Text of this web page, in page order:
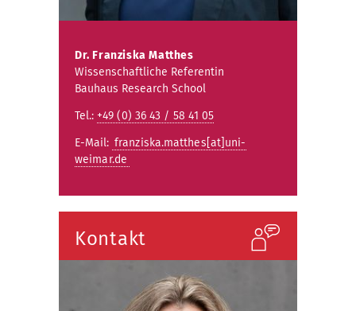
Dr. Franziska Matthes
Wissenschaftliche Referentin
Bauhaus Research School
Tel.: +49 (0) 36 43 / 58 41 05
E-Mail: franziska.matthes[at]uni-
weimar.de
Kontakt